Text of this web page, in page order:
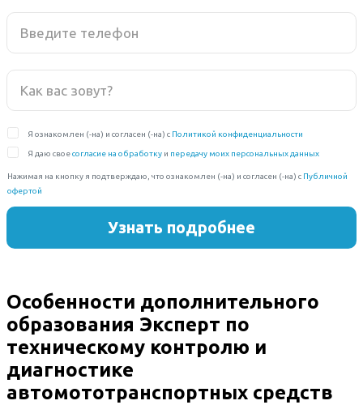
Особенности дополнительного
образования Эксперт по
техническому контролю и
диагностике
автомототранспортных средств